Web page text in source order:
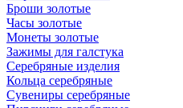
Броши золотые
Часы золотые
Монеты золотые
Зажимы для галстука
Серебряные изделия
Кольца серебряные
Сувениры серебряные